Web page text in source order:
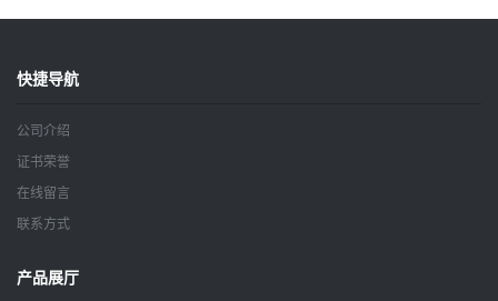
快捷导航
公司介绍
证书荣誉
在线留言
联系方式
产品展厅